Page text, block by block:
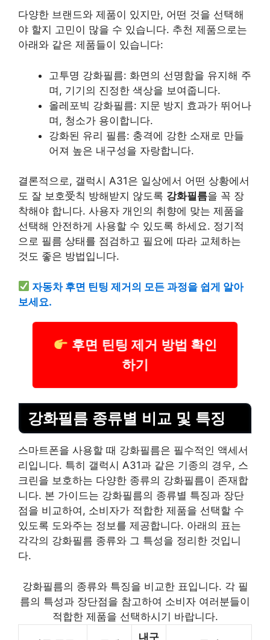
다양한 브랜드와 제품이 있지만, 어떤 것을 선택해
야 할지 고민이 많을 수 있습니다. 추천 제품으로는
아래와 같은 제품들이 있습니다:
고투명 강화필름: 화면의 선명함을 유지해 주
며, 기기의 진정한 색상을 보여줍니다.
올레포빅 강화필름: 지문 방지 효과가 뛰어나
며, 청소가 용이합니다.
강화된 유리 필름: 충격에 강한 소재로 만들
어져 높은 내구성을 자랑합니다.
결론적으로, 갤럭시 A31은 일상에서 어떤 상황에서
도 잘 보호受칙 방해받지 않도록 강화필름을 꼭 장
착해야 합니다. 사용자 개인의 취향에 맞는 제품을
선택해 안전하게 사용할 수 있도록 하세요. 정기적
으로 필름 상태를 점검하고 필요에 따라 교체하는
것도 좋은 방법입니다.
자동차후면 틴팅 제거의 모든 과정을 쉽게 알아
보세요.
후면 틴팅 제거 방법 확인
하기
강화필름 종류별 비교 및 특징
스마트폰을 사용할 때 강화필름은 필수적인 액세서
리입니다. 특히 갤럭시 A31과 같은 기종의 경우, 스
크린을 보호하는 다양한 종류의 강화필름이 존재합
니다. 본 가이드는 강화필름의 종류별 특징과 장단
점을 비교하여, 소비자가 적합한 제품을 선택할 수
있도록 도와주는 정보를 제공합니다. 아래의 표는
각각의 강화필름 종류와 그 특성을 정리한 것입니
다.
강화필름의 종류와 특징을 비교한 표입니다. 각 필
름의 특성과 장단점을 참고하여 소비자 여러분들이
적합한 제품을 선택하시기 바랍니다.
내구